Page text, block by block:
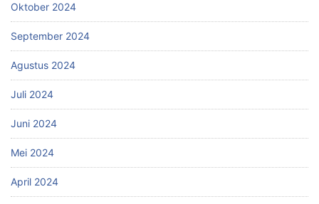
Oktober 2024
September 2024
Agustus 2024
Juli 2024
Juni 2024
Mei 2024
April 2024